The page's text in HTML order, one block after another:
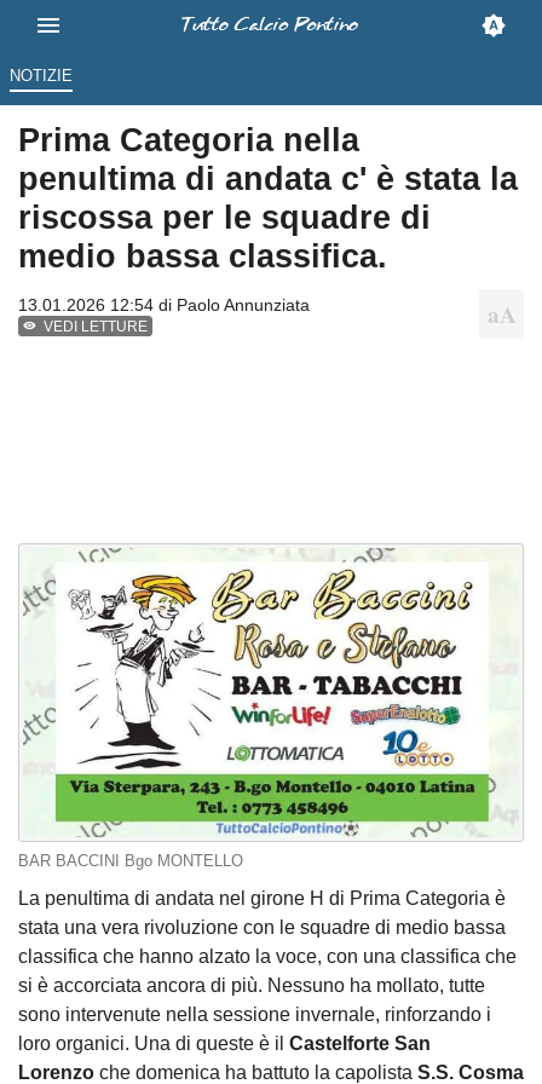
NOTIZIE
Prima Categoria nella
penultima di andata c' è stata la
riscossa per le squadre di
medio bassa classifica.
13.01.2026 12:54 di Paolo Annunziata
VEDI LETTURE
BAR BACCINI Bgo MONTELLO
La penultima di andata nel girone H di Prima Categoria è
stata una vera rivoluzione con le squadre di medio bassa
classifica che hanno alzato la voce, con una classifica che
si è accorciata ancora di più. Nessuno ha mollato, tutte
sono intervenute nella sessione invernale, rinforzando i
loro organici. Una di queste è il Castelforte San
Lorenzo che domenica ha battuto la capolista S.S. Cosma